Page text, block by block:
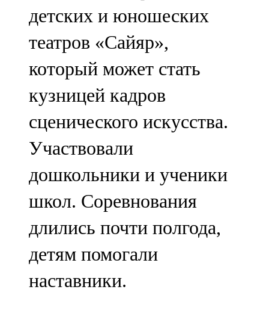
107,8 FM
Теләче
106,1 FM
Түбән Кама
102,6 FM
Чирмешән
107,7 FM
Чистай
103,0 FM
Чүпрәле
91,0 FM
детских и юношеских
театров «Сайяр»,
который может стать
кузницей кадров
сценического искусства.
Участвовали
дошкольники и ученики
школ. Соревнования
длились почти полгода,
детям помогали
наставники.